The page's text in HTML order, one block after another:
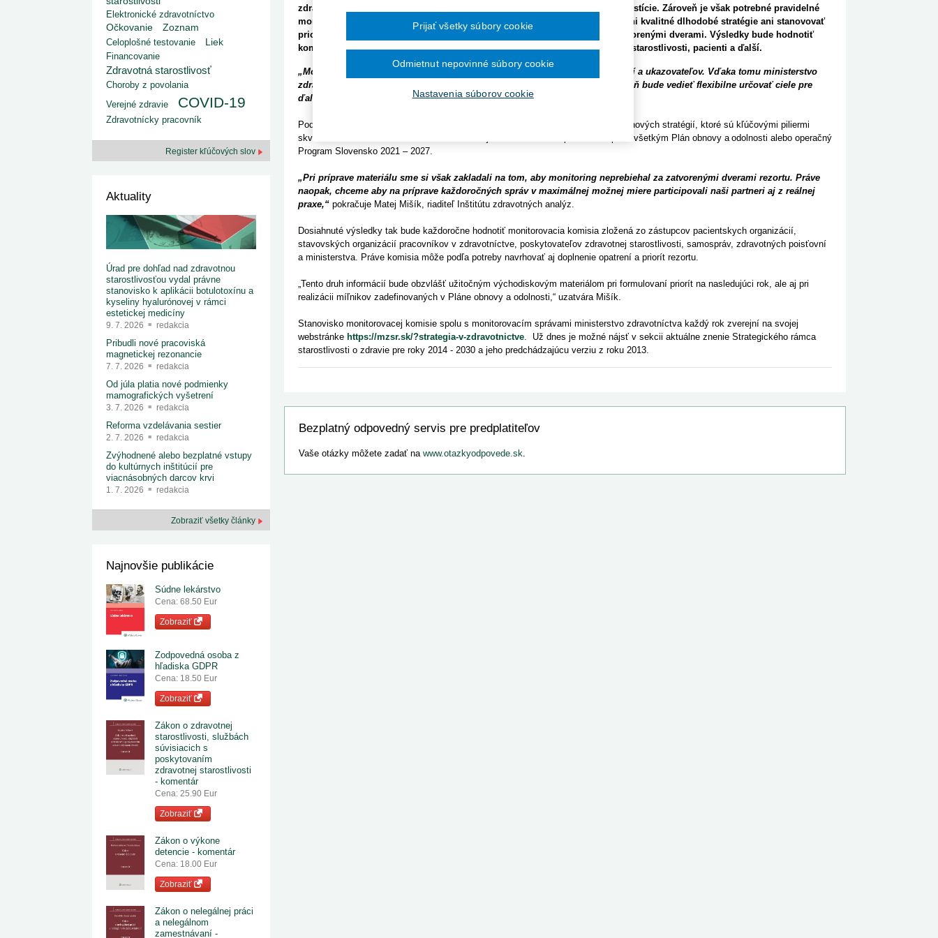
1. 7. 2026
redakcia
Ministerstvo zdravotníctva zverejnilo aktualizovaný
29. 6. 2026
redakcia
Rezort zdravotníctva zverejnil zoznam
kategorizovaných špeciálnych ...
29. 6. 2026
redakcia
starostlivosti v centrách z...
22. 6. 2026
redakcia
2015
Od 1. augusta 2026 sa začína šesťmesačné prechodné obdobie na
Ročník 2013
Ročník 2012
Ročník 2011
zdravotnej starostlivosti sú podľa materiálu nevyhnutné ďalšie reformy a investície. Zároveň je však potrebné pravidelné
monitorovanie zdravotníckeho systému, bez ktorého nie je možné vytvárať ani kvalitné dlhodobé stratégie ani stanovovať
priority pre najbližšie obdobia. Monitorovacie správy nebudú vznikať za zatvorenými dverami. Výsledky bude hodnotiť
komisia, v ktorej budú mať zástupcov zdravotníci, poskytovatelia zdravotnej starostlivosti, pacienti a ďalší.
„Monitorovacie správy budú obsahovať hodnotenie vopred určených opatrení a ukazovateľov. Vďaka tomu ministerstvo
zdravotníctva získa účinný nástroj na sledovanie dlhodobého vývoja a zároveň bude vedieť flexibilne určovať ciele pre
ďalšie roky,“
Matej Mišík, riaditeľ Inštitútu zdravotných analýz.
Podľa jeho slov dokument nadväzuje na novú situáciu, kedy vláda prijala viacero nových stratégií, ktoré sú kľúčovými piliermi
skvalitňovania slovenského zdravotníctva. Vlajkové lode v tomto procese sú predovšetkým Plán obnovy a odolnosti alebo operačný
Program Slovensko 2021 – 2027.
„Pri príprave materiálu sme si však zakladali na tom, aby monitoring neprebiehal za zatvorenými dverami rezortu. Práve
naopak, chceme aby na príprave každoročných správ v maximálnej možnej miere participovali naši partneri aj z reálnej
praxe,“ pokračuje Matej Mišík, riaditeľ Inštitútu zdravotných analýz.
Dosiahnuté výsledky tak bude každoročne hodnotiť monitorovacia komisia zložená zo zástupcov pacientskych organizácií,
stavovských organizácií pracovníkov v zdravotníctve, poskytovateľov zdravotnej starostlivosti, samospráv, zdravotných poisťovní
a ministerstva. Práve komisia môže podľa potreby navrhovať aj doplnenie opatrení a priorít rezortu.
„Tento druh informácií bude obzvlášť užitočným východiskovým materiálom pri formulovaní priorít na nasledujúci rok, ale aj pri
realizácii míľnikov zadefinovaných v Pláne obnovy a odolnosti,“ uzatvára Mišík.
Stanovisko monitorovacej komisie spolu s monitorovacím správami ministerstvo zdravotníctva každý rok zverejní na svojej
webstránke https://mzsr.sk/?strategia-v-zdravotnictve. Už dnes je možné nájsť v sekcii aktuálne znenie Strategického rámca
starostlivosti o zdravie pre roky 2014 - 2030 a jeho predchádzajúcu verziu z roku 2013.
Bezplatný odpovedný servis pre predplatiteľov
Vaše otázky môžete zadať na www.otazkyodpovede.sk.
Elektronické zdravotníctvo
Očkovanie
Zoznam
Celoplošné testovanie
Liek
Financovanie
Zdravotná starostlivosť
Choroby z povolania
Verejné zdravie
COVID-19
Zdravotnícky pracovník
Register kľúčových slov
Aktuality
Úrad pre dohľad nad zdravotnou
starostlivosťou vydal právne
stanovisko k aplikácii botulotoxínu a
kyseliny hyalurónovej v rámci
estetickej medicíny
9. 7. 2026 redakcia
Pribudli nové pracoviská
magnetickej rezonancie
7. 7. 2026 redakcia
Od júla platia nové podmienky
mamografických vyšetrení
3. 7. 2026 redakcia
Reforma vzdelávania sestier
2. 7. 2026 redakcia
Zvýhodnené alebo bezplatné vstupy
do kultúrnych inštitúcií pre
viacnásobných darcov krvi
1. 7. 2026 redakcia
Zobraziť všetky články
Najnovšie publikácie
Súdne lekárstvo
Cena: 68.50 Eur
Zobraziť
Zodpovedná osoba z
hľadiska GDPR
Cena: 18.50 Eur
Zobraziť
Zákon o zdravotnej
starostlivosti, službách
súvisiacich s
poskytovaním
zdravotnej starostlivosti
- komentár
Cena: 25.90 Eur
Zobraziť
Zákon o výkone
detencie - komentár
Cena: 18.00 Eur
Zobraziť
Zákon o nelegálnej práci
a nelegálnom
zamestnávaní -
Nastavenia súborov cookie
Odmietnut nepovinné súbory cookie
Prijať všetky súbory cookie